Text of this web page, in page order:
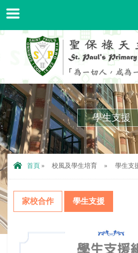
學生支援
首頁 » 校風及學生培育 » 學生支
家校合作 學生支援